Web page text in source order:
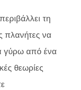
τη
πλανήτες να
γύρω από ένα
θεωρίες